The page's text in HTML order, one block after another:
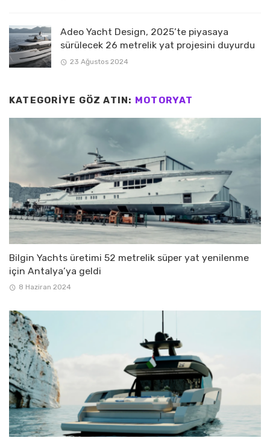
Adeo Yacht Design, 2025’te piyasaya
sürülecek 26 metrelik yat projesini duyurdu
23 Ağustos 2024
KATEGORIYE GÖZ ATIN: MOTORYAT
Bilgin Yachts üretimi 52 metrelik süper yat yenilenme
için Antalya’ya geldi
8 Haziran 2024